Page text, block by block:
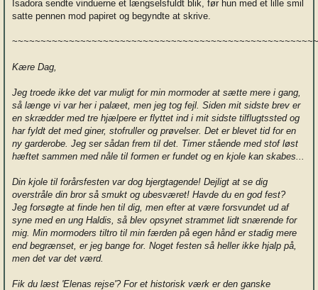
Isadora sendte vinduerne et længselsfuldt blik, før hun med et lille smil
satte pennen mod papiret og begyndte at skrive.
Kære Dag,
Jeg troede ikke det var muligt for min mormoder at sætte mere i gang,
så længe vi var her i palæet, men jeg tog fejl. Siden mit sidste brev er
en skrædder med tre hjælpere er flyttet ind i mit sidste tilflugtssted og
har fyldt det med giner, stofruller og prøvelser. Det er blevet tid for en
ny garderobe. Jeg ser sådan frem til det. Timer stående med stof løst
hæftet sammen med nåle til formen er fundet og en kjole kan skabes...
Din kjole til forårsfesten var dog bjergtagende! Dejligt at se dig
overstråle din bror så smukt og ubesværet! Havde du en god fest?
Jeg forsøgte at finde hen til dig, men efter at være forsvundet ud af
syne med en ung Haldis, så blev opsynet strammet lidt snærende for
mig. Min mormoders tiltro til min færden på egen hånd er stadig mere
end begrænset, er jeg bange for. Noget festen så heller ikke hjalp på,
men det var det værd.
Fik du læst 'Elenas rejse'? For et historisk værk er den ganske